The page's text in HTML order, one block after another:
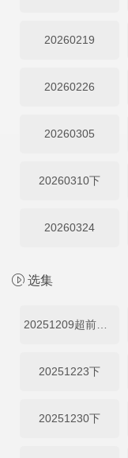
20260219
20260226
20260305
20260310下
20260324
选集
20251223下
20251230下